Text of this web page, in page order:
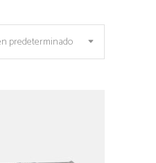
predeterminado